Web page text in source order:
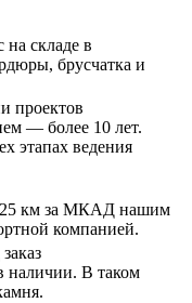
на складе в
брусчатка и
проектов
— более 10 лет.
этапах ведения
25 км за МКАД нашим
компанией.
наличии. В таком